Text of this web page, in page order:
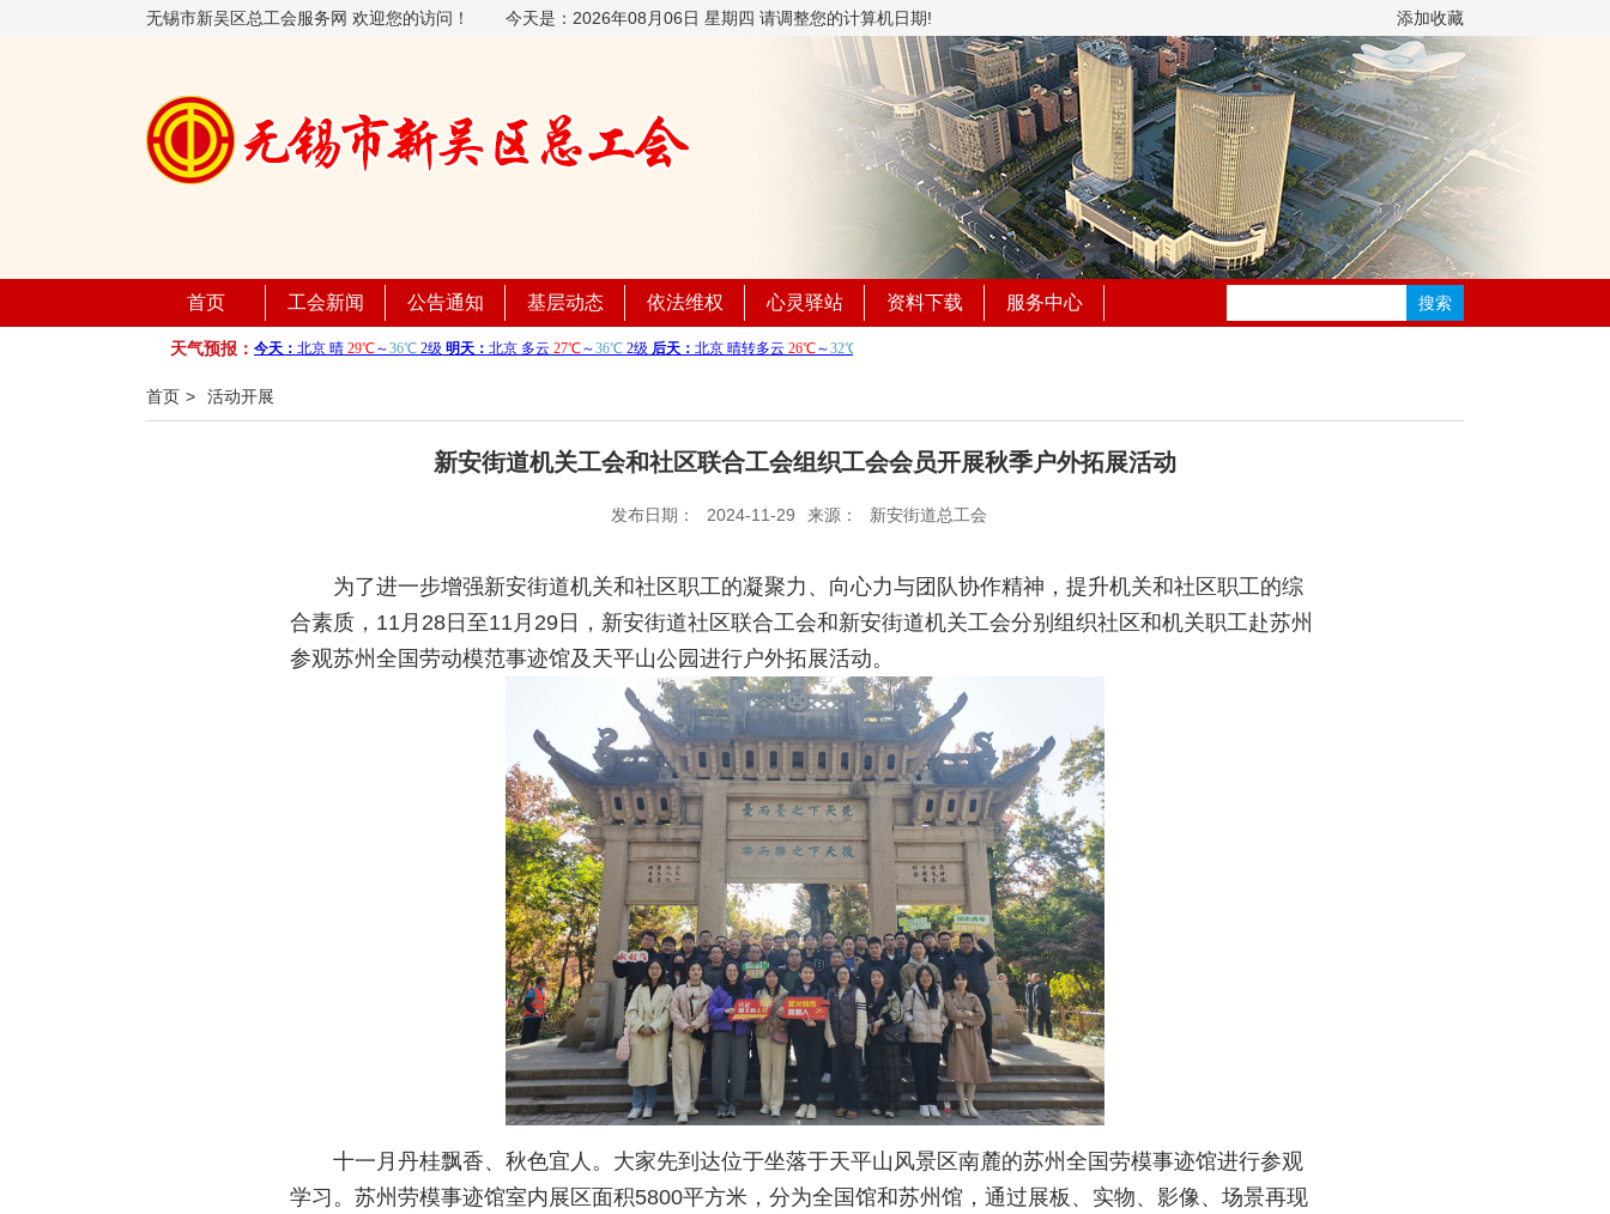
无锡市新吴区总工会服务网 欢迎您的访问！ 今天是： 2026年08月06日 星期四 请调整您的计算机日期! 添加收藏
首页 工会新闻 公告通知 基层动态 依法维权 心灵驿站 资料下载 服务中心
天气预报：
首页 > 活动开展
新安街道机关工会和社区联合工会组织工会会员开展秋季户外拓展活动
发布日期： 2024-11-29 来源： 新安街道总工会
为了进一步增强新安街道机关和社区职工的凝聚力、向心力与团队协作精神，提升机关和社区职工的综
合素质，11月28日至11月29日，新安街道社区联合工会和新安街道机关工会分别组织社区和机关职工赴苏州
参观苏州全国劳动模范事迹馆及天平山公园进行户外拓展活动。
十一月丹桂飘香、秋色宜人。大家先到达位于坐落于天平山风景区南麓的苏州全国劳模事迹馆进行参观
学习。苏州劳模事迹馆室内展区面积5800平方米，分为全国馆和苏州馆，通过展板、实物、影像、场景再现